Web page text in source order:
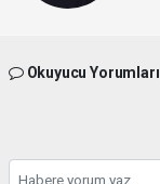
Okuyucu Yorumları